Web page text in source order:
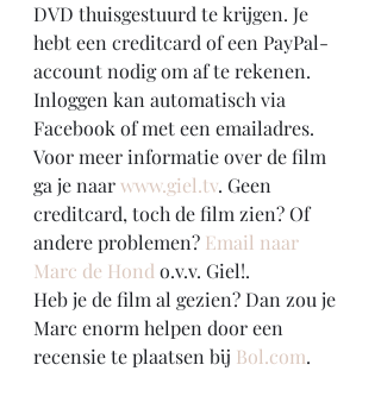
DVD thuisgestuurd te krijgen. Je
hebt een creditcard of een PayPal-
account nodig om af te rekenen.
Inloggen kan automatisch via
Facebook of met een emailadres.
Voor meer informatie over de film
ga je naar www.giel.tv. Geen
creditcard, toch de film zien? Of
andere problemen? Email naar
Marc de Hond o.v.v. Giel!.
Heb je de film al gezien? Dan zou je
Marc enorm helpen door een
recensie te plaatsen bij Bol.com.